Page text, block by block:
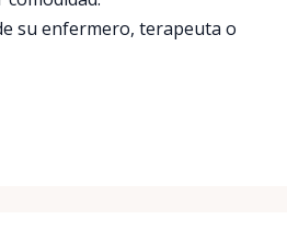
su enfermero, terapeuta o